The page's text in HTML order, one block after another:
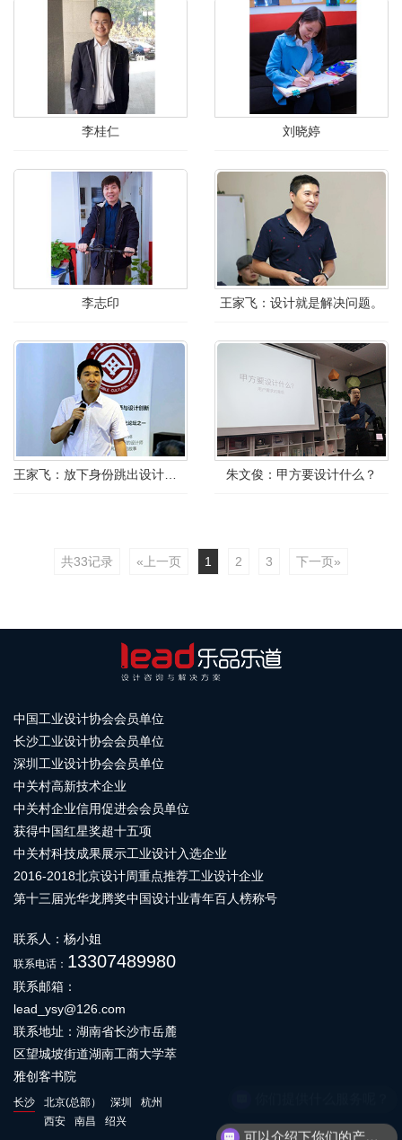
李桂仁 刘晓婷
李志印 王家飞：设计就是解决问题。
朱文俊：甲方要设计什么？
共33记录 «上一页 1 2 3 下一页»
中国工业设计协会会员单位
长沙工业设计协会会员单位
深圳工业设计协会会员单位
中关村高新技术企业
中关村企业信用促进会会员单位
获得中国红星奖超十五项
中关村科技成果展示工业设计入选企业
2016-2018北京设计周重点推荐工业设计企业
第十三届光华龙腾奖中国设计业青年百人榜称号
联系人：杨小姐
联系电话： 13307489980
联系邮箱：
lead_ysy@126.com
联系地址：湖南省长沙市岳麓
区望城坡街道湖南工商大学萃
雅创客书院
长沙 北京(总部） 深圳
杭州
西安
南昌 绍兴
可以介绍下你们的产品么